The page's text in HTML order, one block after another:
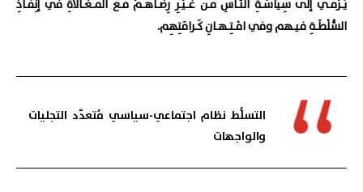
يَـرْمـي إلى سِياسَـةِ النَّـاسِ مـن غَـيْـرِ رِضـاهُـمْ مـع المُـغـالاةِ في إنِفـاذِ
السُّلْطَـةِ فيـهم وفي امْـتِـهـانِ كَـرامَتِهِم.
التسلُّط نظام اجتماعي-سياسي مُتعدّد التجليات
والواجهات